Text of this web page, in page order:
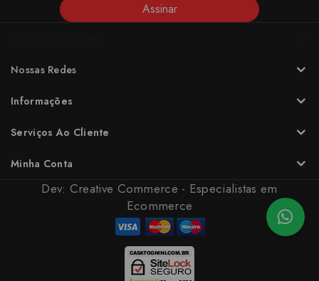
Assinar
Nossas Redes
Informações
Serviços Ao Cliente
Minha Conta
Dev: Creative Commerce - Especialistas em
Ecommerce